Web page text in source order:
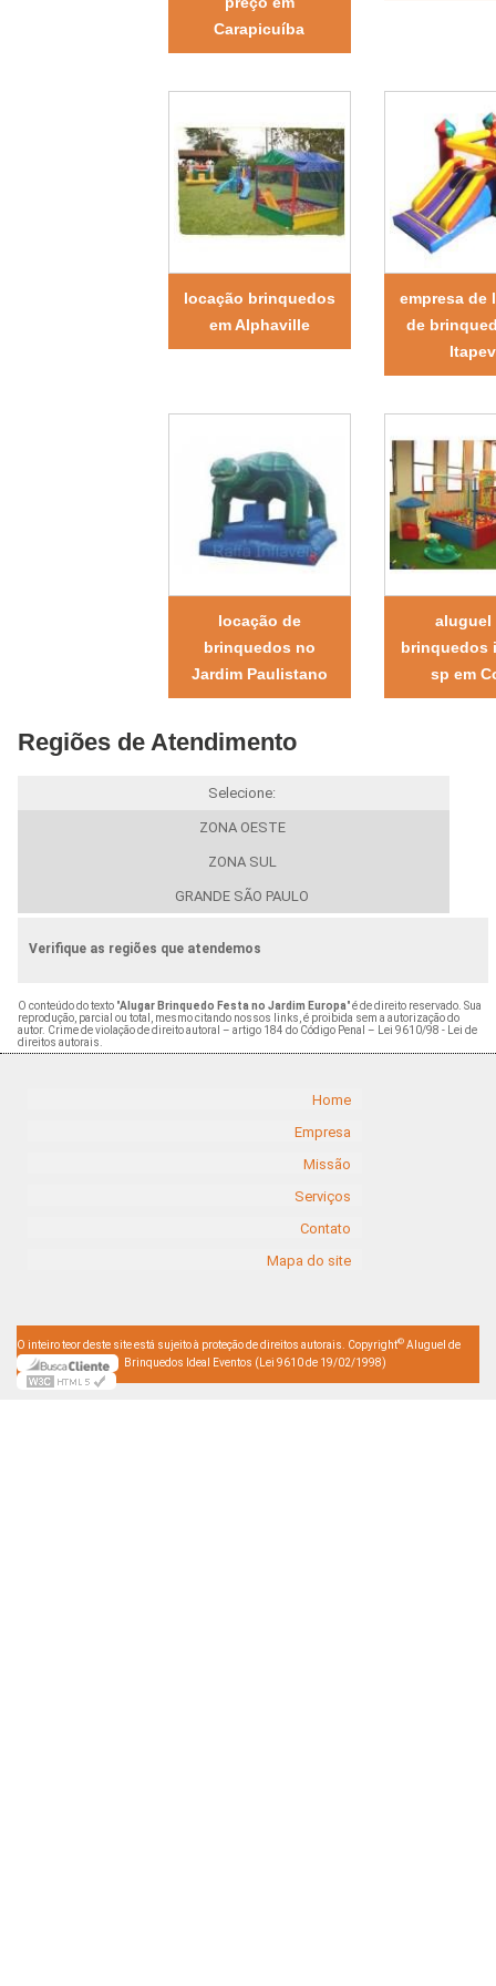
Carapicuíba
locação brinquedos
em Alphaville
empresa de
de
locação de
brinquedos no
Jardim Paulistano
aluguel
brinquedos
sp em
Regiões de Atendimento
Selecione:
ZONA OESTE
ZONA SUL
GRANDE SÃO PAULO
Verifique as regiões que atendemos
O conteúdo do texto "Alugar Brinquedo Festa no Jardim Europa" é de direito reservado. Sua
reprodução, parcial ou total, mesmo citando nossos links, é proibida sem a autorização do
autor. Crime de violação de direito autoral – artigo 184 do Código Penal –
Lei 9610/98 - Lei de
direitos autorais
Home
Empresa
Missão
Serviços
Contato
Mapa do site
O inteiro teor deste site está sujeito à proteção de direitos autorais. Copyright© Aluguel de
Brinquedos Ideal Eventos (Lei 9610 de 19/02/1998)